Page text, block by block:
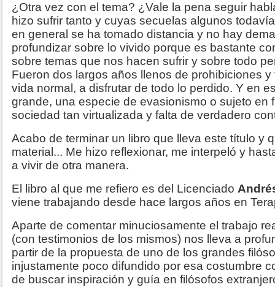
¿Otra vez con el tema? ¿Vale la pena seguir
hizo sufrir tanto y cuyas secuelas algunos
en general se ha tomado distancia y no hay
profundizar sobre lo vivido porque es bastante
sobre temas que nos hacen sufrir y sobre todo
Fueron dos largos años llenos de prohibiciones
vida normal, a disfrutar de todo lo perdido. Y en
grande, una especie de evasionismo o sujeto en
sociedad tan virtualizada y falta de verdadero
Acabo de terminar un libro que lleva este título y
material... Me hizo reflexionar, me interpeló y
a vivir de otra manera.
El libro al que me refiero es del Licenciado
viene trabajando desde hace largos años en
Aparte de comentar minuciosamente el trabajo
(con testimonios de los mismos) nos lleva a
partir de la propuesta de uno de los grandes
injustamente poco difundido por esa costumbre
de buscar inspiración y guía en filósofos